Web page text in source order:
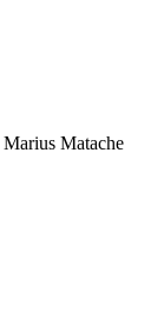
Matache